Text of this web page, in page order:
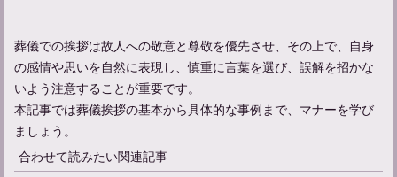
葬儀での挨拶は故人への敬意と尊敬を優先させ、その上で、自身
の感情や思いを自然に表現し、慎重に言葉を選び、誤解を招かな
いよう注意することが重要です。
本記事では葬儀挨拶の基本から具体的な事例まで、マナーを学び
ましょう。
合わせて読みたい関連記事